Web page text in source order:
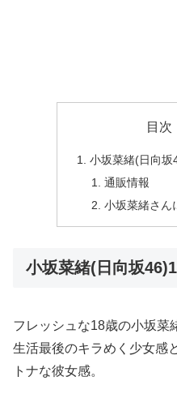
目次
小坂菜緒(日向
通販情報
小坂菜緒さん
小坂菜緒(日向坂
フレッシュな18歳の小坂菜
生活最後のキラめく少女感
トナな彼女感。